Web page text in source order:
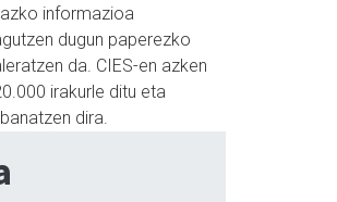
informazioa
dugun paperezko
da. CIES-en azken
irakurle ditu eta
dira.